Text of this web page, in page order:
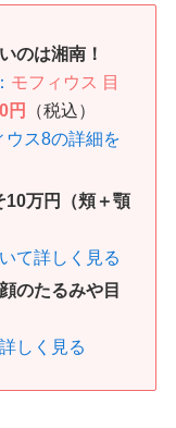
のは湘南！
モフィウス 目
円
（税込）
ウス8の詳細を
10万円（頬＋顎
て詳しく見る
のたるみや目
しく見る